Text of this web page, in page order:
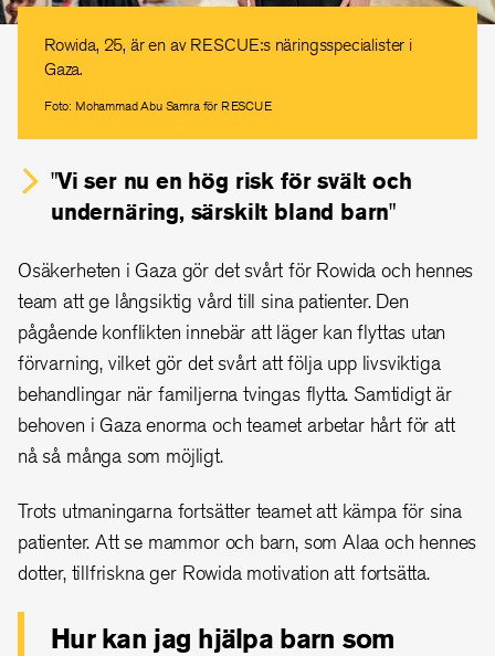
Rowida, 25, är en av RESCUE:s näringsspecialister i
Gaza.
Foto: Mohammad Abu Samra för RESCUE
"Vi ser nu en hög risk för svält och
undernäring, särskilt bland barn"
Osäkerheten i Gaza gör det svårt för Rowida och hennes
team att ge långsiktig vård till sina patienter. Den
pågående konflikten innebär att läger kan flyttas utan
förvarning, vilket gör det svårt att följa upp livsviktiga
behandlingar när familjerna tvingas flytta. Samtidigt är
behoven i Gaza enorma och teamet arbetar hårt för att
nå så många som möjligt.
Trots utmaningarna fortsätter teamet att kämpa för sina
patienter. Att se mammor och barn, som Alaa och hennes
dotter, tillfriskna ger Rowida motivation att fortsätta.
Hur kan jag hjälpa barn som